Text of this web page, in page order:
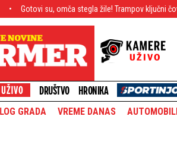
omča stegla žile! Trampov ključni čovek će im
DRUŠTVO HRONIKA
GRADA VREME DANAS